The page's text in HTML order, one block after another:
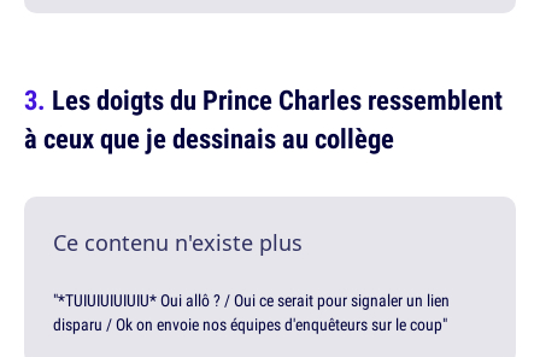
Les doigts du Prince Charles ressemblent
à ceux que je dessinais au collège
Ce contenu n'existe plus
"*TUIUIUIUIUIU* Oui allô ? / Oui ce serait pour signaler un lien
disparu / Ok on envoie nos équipes d'enquêteurs sur le coup"